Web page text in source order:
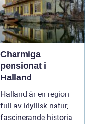
Charmiga
pensionat i
Halland
Halland är en region
full av idyllisk natur,
fascinerande historia